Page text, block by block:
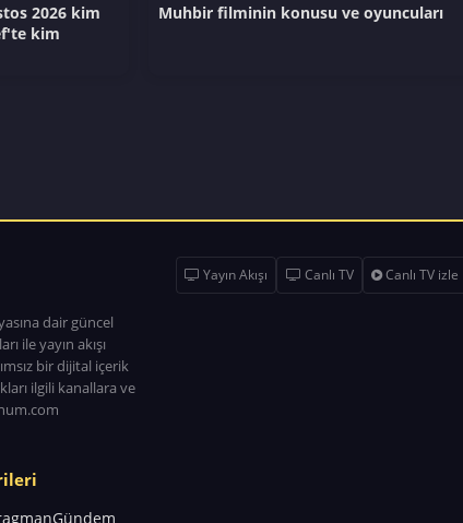
2026 kim
kim
Muhbir filminin konusu ve oyuncuları
dair güncel
ile yayın akışı
bir dijital içerik
ilgili kanallara ve
Yayın Akışı Canlı TV Canlı TV izle
Gündem